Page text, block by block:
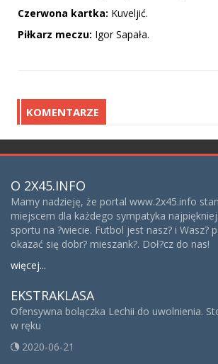
Czerwona kartka: Kuveljić.
Piłkarz meczu: Igor Sapała.
KOMENTARZE
O 2X45.INFO
Mamy nadzieję, że portal www.2x45.info
miejscem dla każdego sympatyka
sportu na ?wiecie. Futbol jest nasz? i Wasz?
okazać się dobr? mieszank?. Doł?cz do nas!
więcej...
EKSTRAKLASA
Ofensywna bolączka Lechii do uwolnienia.
w ręku
2020-06-21